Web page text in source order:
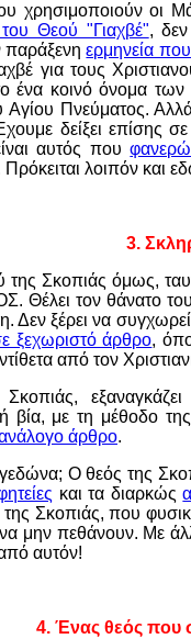
χρησιμοποιούν οι
Θεού "Γιαχβέ", δεν
παράξενηερμηνεία
για τους
ένα κοινό όνομα
Αγίου Πνεύματος.
δείξει επίσης
αυτός που
λοιπόν και
3.
της Σκοπιάς όμως,
Θέλει τον θάνατο
ξέρει να συγχωρεί,
ξεχωριστό άρθρο,
από τον
βία, με τη μέθοδο
άρθρο.
Ο θεός της
και τα διαρκώς
της Σκοπιάς, που
μην πεθάνουν. Με
αυτόν!
4. Ένας θεός που